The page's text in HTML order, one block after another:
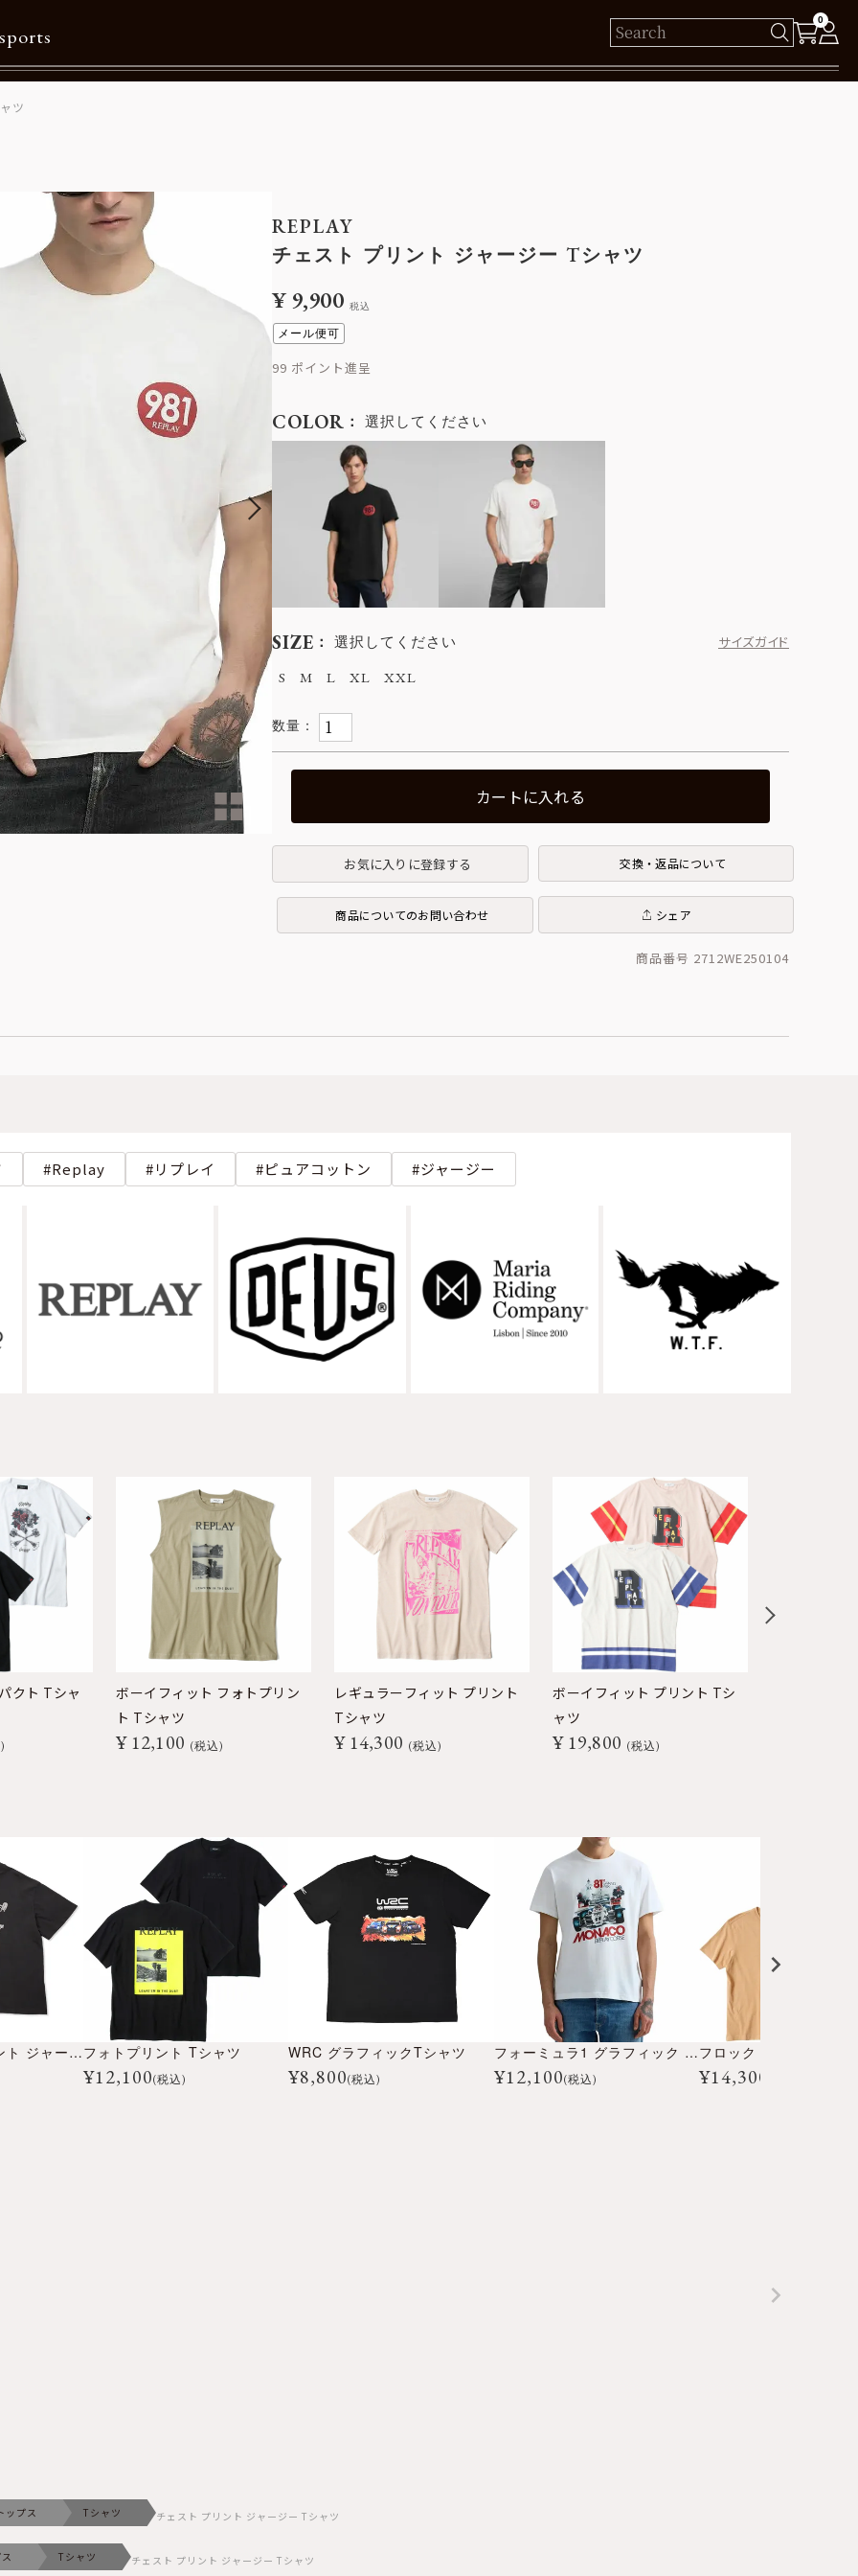
0
リクルート
ツ
ブラック
REPLAY
チェスト プリント ジャージー Tシャツ
¥9,900 税込
メール便可
99
SIZE 選択してください
サイズガイド
S
M L XL XXL
COLOR 選択してください
カートに入れる
お気に入りに登録する 交換・返品について
商品についてのお問い合わせ シェア
商品番号 2712WE250104
Replay リプレイ ピュアコットン ジャージー
クト Tシャ
ボーイフィット フォトプリン
ト Tシャツ
¥ 12,100 税込
レギュラーフィット プリント
Tシャツ
¥ 14,300 税込
ボーイフィット プリント Tシ
ャツ
¥ 19,800 税込
グラフィックプリント ジャージー Tシャツフォトプリント Tシャツ
¥12,100(税込)
WRC グラフィックTシャツ
¥8,800(税込)
フォーミュラ1 グラフィック ジャージー Tシャツ
¥12,100(税込) ¥14,300
ップス Tシャツ チェスト プリント ジャージー Tシャツ
Tシャツ チェスト プリント ジャージー Tシャツ